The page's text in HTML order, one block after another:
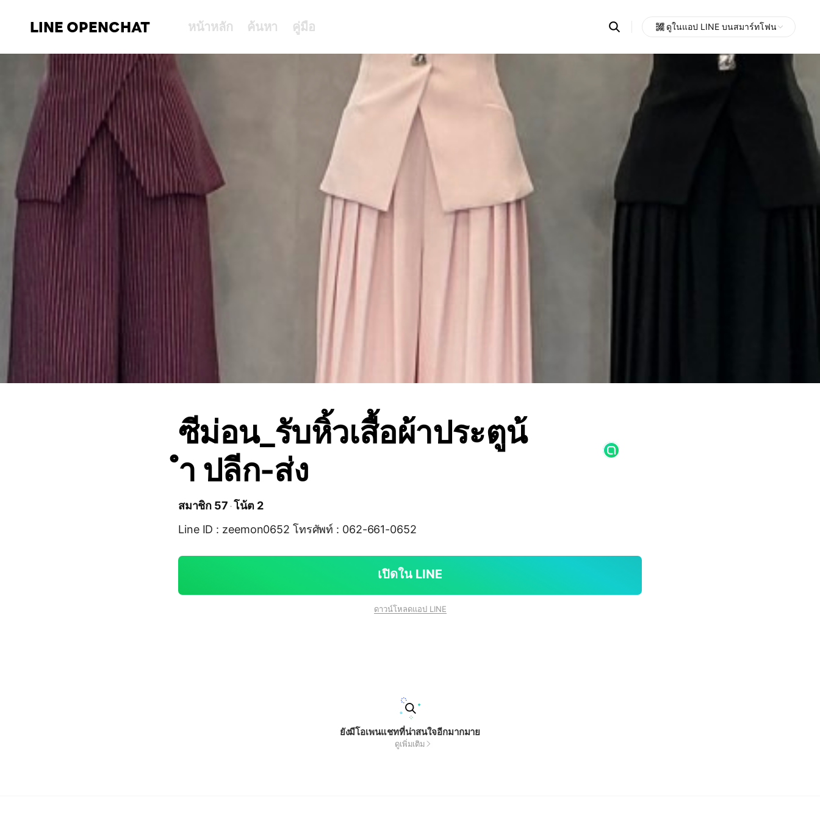
LINE OPENCHAT หน้าหลัก ค้นหา คู่มือ Search
OpenChats
messages
search
ดูในแอป LINE บนสมาร์ทโฟน
ซีม่อน_รับหิ้วเสื้อผ้าประตูน้
ำ ปลีก-ส่ง
สมาชิก 57 โน้ต 2
Line ID : zeemon0652 โทรศัพท์ : 062-661-0652
เปิดใน LINE
ดาวน์โหลดแอป LINE
ยังมีโอเพนแชทที่น่าสนใจอีกมากมาย
ดูเพิ่มเติม